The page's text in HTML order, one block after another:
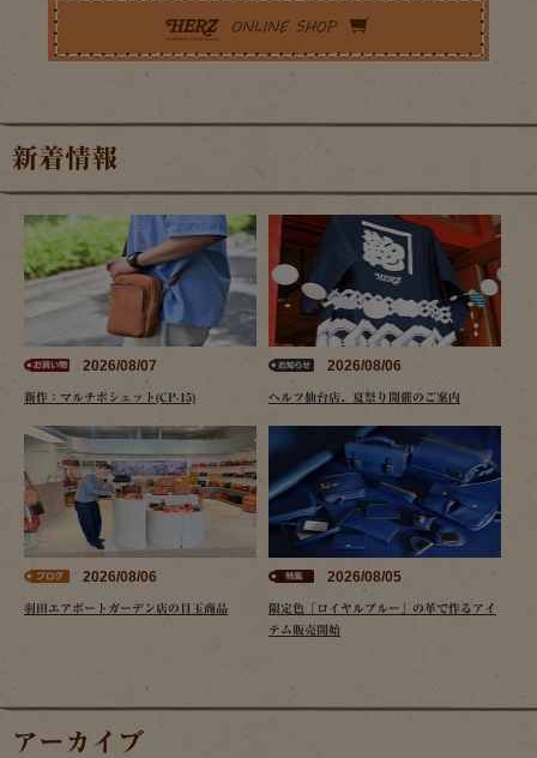
新着情報
2026/08/07
新作：マルチポシェット(CP-15)
2026/08/06
ヘルツ仙台店、夏祭り開催のご案内
2026/08/06
羽田エアポートガーデン店の目玉商品
2026/08/05
限定色「ロイヤルブルー」の革で作るアイ
テム販売開始
アーカイブ